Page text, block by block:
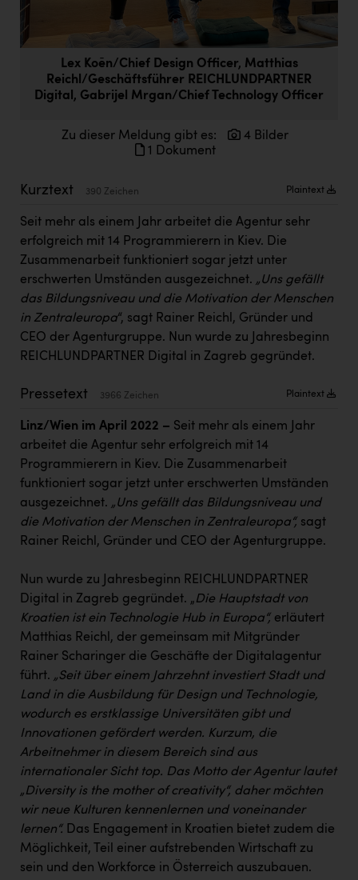
Doppler Gruppe
ERLUS AG
everfield
Firmenradl
Fristads Austria
IFE Austria GmbH
Immotech
INTERSPAR
INTERSPORT Austria
Jane Goodall Institute Austria
Karin Liedl
KEBA
KIWI Kinderwunsch Institut Dr. Loimer
KLIPP Frisör
Kleider Bauer
Kremsmüller Anlagenbau GmbH
Maximarkt
Oldtimer Raststationen und Motorhotels
Österreichischer Kachelofenverband
Passage Linz
PÜSPÖK
REMAX
RE/MAX Welcome
Resch&Frisch
RUBBLE MASTER
Lex Koēn/Chief Design Officer, Matthias
Reichl/Geschäftsführer REICHLUNDPARTNER
Digital, Gabrijel Mrgan/Chief Technology Officer
Zu dieser Meldung gibt es:
4 Bilder
1 Dokument
Kurztext 390 Zeichen Plaintext
Seit mehr als einem Jahr arbeitet die Agentur sehr
erfolgreich mit 14 Programmierern in Kiev. Die
Zusammenarbeit funktioniert sogar jetzt unter
erschwerten Umständen ausgezeichnet. „Uns gefällt
das Bildungsniveau und die Motivation der Menschen
in Zentraleuropa“, sagt Rainer Reichl, Gründer und
CEO der Agenturgruppe. Nun wurde zu Jahresbeginn
REICHLUNDPARTNER Digital in Zagreb gegründet.
Pressetext 3966 Zeichen Plaintext
Linz/Wien im April 2022 – Seit mehr als einem Jahr
arbeitet die Agentur sehr erfolgreich mit 14
Programmierern in Kiev. Die Zusammenarbeit
funktioniert sogar jetzt unter erschwerten Umständen
ausgezeichnet. „Uns gefällt das Bildungsniveau und
die Motivation der Menschen in Zentraleuropa“, sagt
Rainer Reichl, Gründer und CEO der Agenturgruppe.
Nun wurde zu Jahresbeginn REICHLUNDPARTNER
Digital in Zagreb gegründet. „Die Hauptstadt von
Kroatien ist ein Technologie Hub in Europa“, erläutert
Matthias Reichl, der gemeinsam mit Mitgründer
Rainer Scharinger die Geschäfte der Digitalagentur
führt. „Seit über einem Jahrzehnt investiert Stadt und
Land in die Ausbildung für Design und Technologie,
wodurch es erstklassige Universitäten gibt und
Innovationen gefördert werden. Kurzum, die
Arbeitnehmer in diesem Bereich sind aus
internationaler Sicht top. Das Motto der Agentur lautet
„Diversity is the mother of creativity“, daher möchten
wir neue Kulturen kennenlernen und voneinander
lernen“. Das Engagement in Kroatien bietet zudem die
Möglichkeit, Teil einer aufstrebenden Wirtschaft zu
sein und den Workforce in Österreich auszubauen.